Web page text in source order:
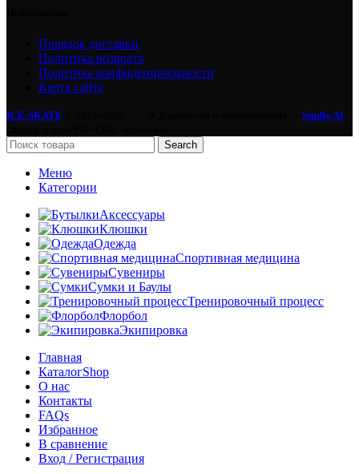
Порядок доставки
Политика возврата
Политика конфиденциальности
Карта сайта
ICE-SKATE
Studio AI
Search
Меню
Категории
Аксессуары
Клюшки
Одежда
Спортивная медицина
Сувениры
Сумки и Баулы
Тренировочный процесс
Флорбол
Экипировка
Главная
КаталогShop
О нас
Контакты
FAQs
Избранное
В сравнение
Вход / Регистрация